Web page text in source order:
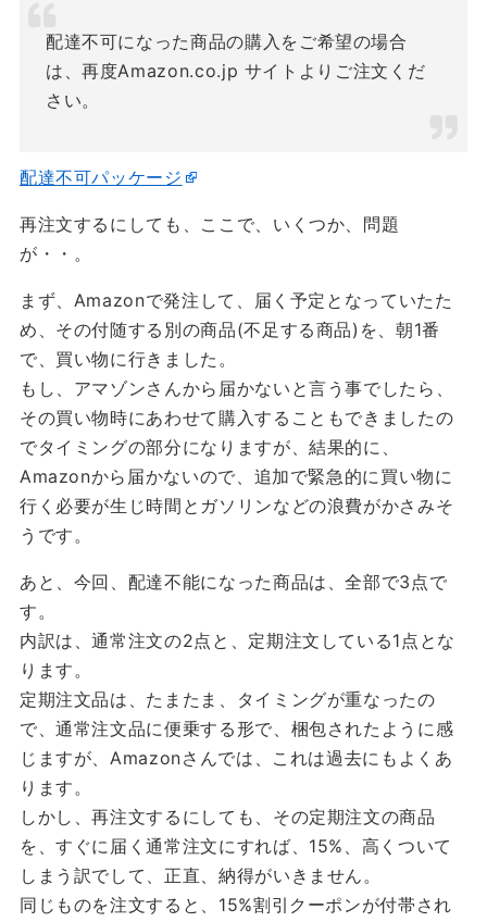
配達不可になった商品の購入をご希望の場合
は、再度Amazon.co.jp サイトよりご注文くだ
さい。
配達不可パッケージ
再注文するにしても、ここで、いくつか、問題
が・・。
まず、Amazonで発注して、届く予定となっていたた
め、その付随する別の商品(不足する商品)を、朝1番
で、買い物に行きました。
もし、アマゾンさんから届かないと言う事でしたら、
その買い物時にあわせて購入することもできましたの
でタイミングの部分になりますが、結果的に、
Amazonから届かないので、追加で緊急的に買い物に
行く必要が生じ時間とガソリンなどの浪費がかさみそ
うです。
あと、今回、配達不能になった商品は、全部で3点で
す。
内訳は、通常注文の2点と、定期注文している1点とな
ります。
定期注文品は、たまたま、タイミングが重なったの
で、通常注文品に便乗する形で、梱包されたように感
じますが、Amazonさんでは、これは過去にもよくあ
ります。
しかし、再注文するにしても、その定期注文の商品
を、すぐに届く通常注文にすれば、15%、高くついて
しまう訳でして、正直、納得がいきません。
同じものを注文すると、15%割引クーポンが付帯され